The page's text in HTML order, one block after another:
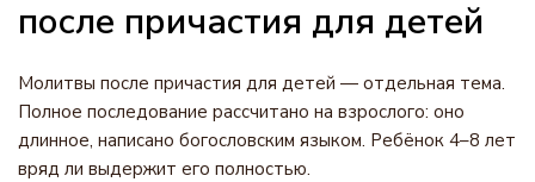
после причастия для детей
Молитвы после причастия для детей — отдельная тема.
Полное последование рассчитано на взрослого: оно
длинное, написано богословским языком. Ребёнок 4–8 лет
вряд ли выдержит его полностью.